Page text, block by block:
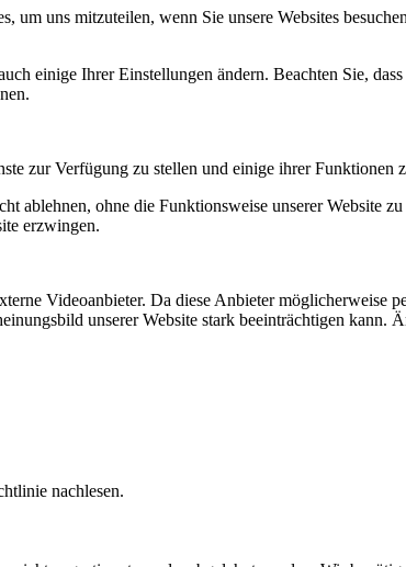
uns mitzuteilen, wenn Sie unsere Websites
einige Ihrer Einstellungen ändern. Beachten Sie,
zur Verfügung zu stellen und einige ihrer Funktionen
ohne die Funktionsweise unserer Website
erzwingen.
Videoanbieter. Da diese Anbieter möglicherweise
unserer Website stark beeinträchtigen kann.
nachlesen.